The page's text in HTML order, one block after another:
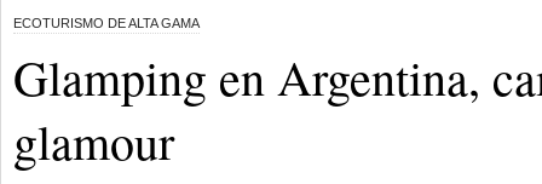
ECOTURISMO DE ALTA GAMA
Glamping en Argentina,
glamour